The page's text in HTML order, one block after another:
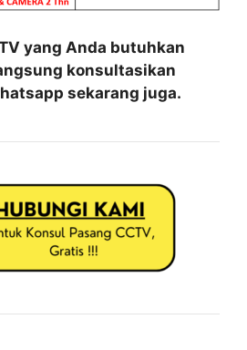
yang Anda butuhkan
konsultasikan
sekarang juga.